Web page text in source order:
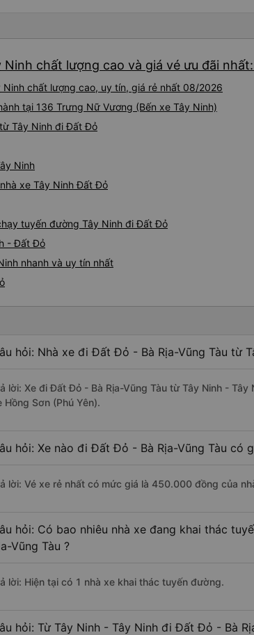
chất lượng cao và giá vé ưu đãi nhất:
chất lượng cao, uy tín, giá rẻ nhất 08/2026
tại 136 Trưng Nữ Vương (Bến xe Tây Ninh)
Tây Ninh đi Đất Đỏ
Ninh
xe Tây Ninh Đất Đỏ
tuyến đường Tây Ninh đi Đất Đỏ
- Đất Đỏ
nhanh và uy tín nhất
hỏi: Nhà xe đi Đất Đỏ - Bà Rịa-Vũng Tàu từ
lời: Xe đi Đất Đỏ - Bà Rịa-Vũng Tàu từ Tây Ninh -
Hồng Sơn (Phú Yên).
hỏi: Xe nào đi Đất Đỏ - Bà Rịa-Vũng Tàu có
lời: Vé xe rẻ nhất có mức giá là 450.000 đồng của
hỏi: Có bao nhiêu nhà xe đang khai thác
Vũng Tàu ?
lời: Hiện tại có 1 nhà xe khai thác tuyến đường.
hỏi: Từ Tây Ninh - Tây Ninh đi Đất Đỏ - Bà